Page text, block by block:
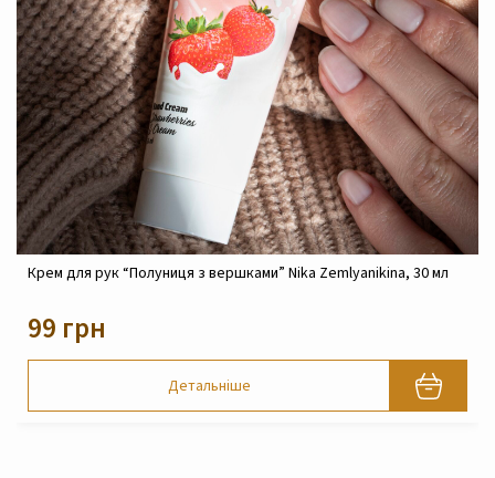
“Полуниця з вершками” Nika Zemlyanikina, 30 мл Крем